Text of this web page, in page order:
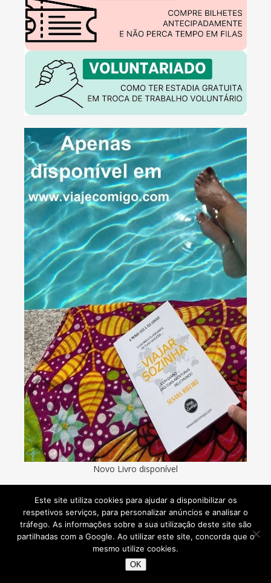
Novo Livro disponível
Este site utiliza cookies para ajudar a disponibilizar os
respetivos serviços, para personalizar anúncios e analisar o
tráfego. As informações sobre a sua utilização deste site são
partilhadas com a Google. Ao utilizar este site, concorda que o
mesmo utilize cookies.
OK